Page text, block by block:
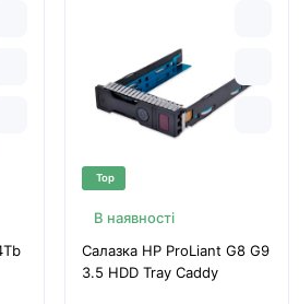
Top
В наявності
Салазка HP ProLiant G8 G9
3.5 HDD Tray Caddy